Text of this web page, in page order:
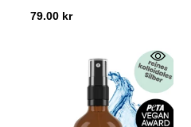
79.00 kr